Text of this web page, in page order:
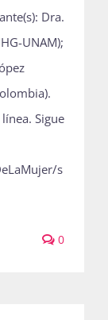
1
Dra.
UNAM);
Sigue
s
0